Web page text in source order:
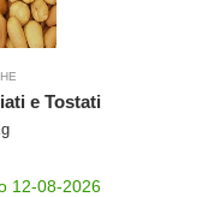
e Tostati
12-08-2026